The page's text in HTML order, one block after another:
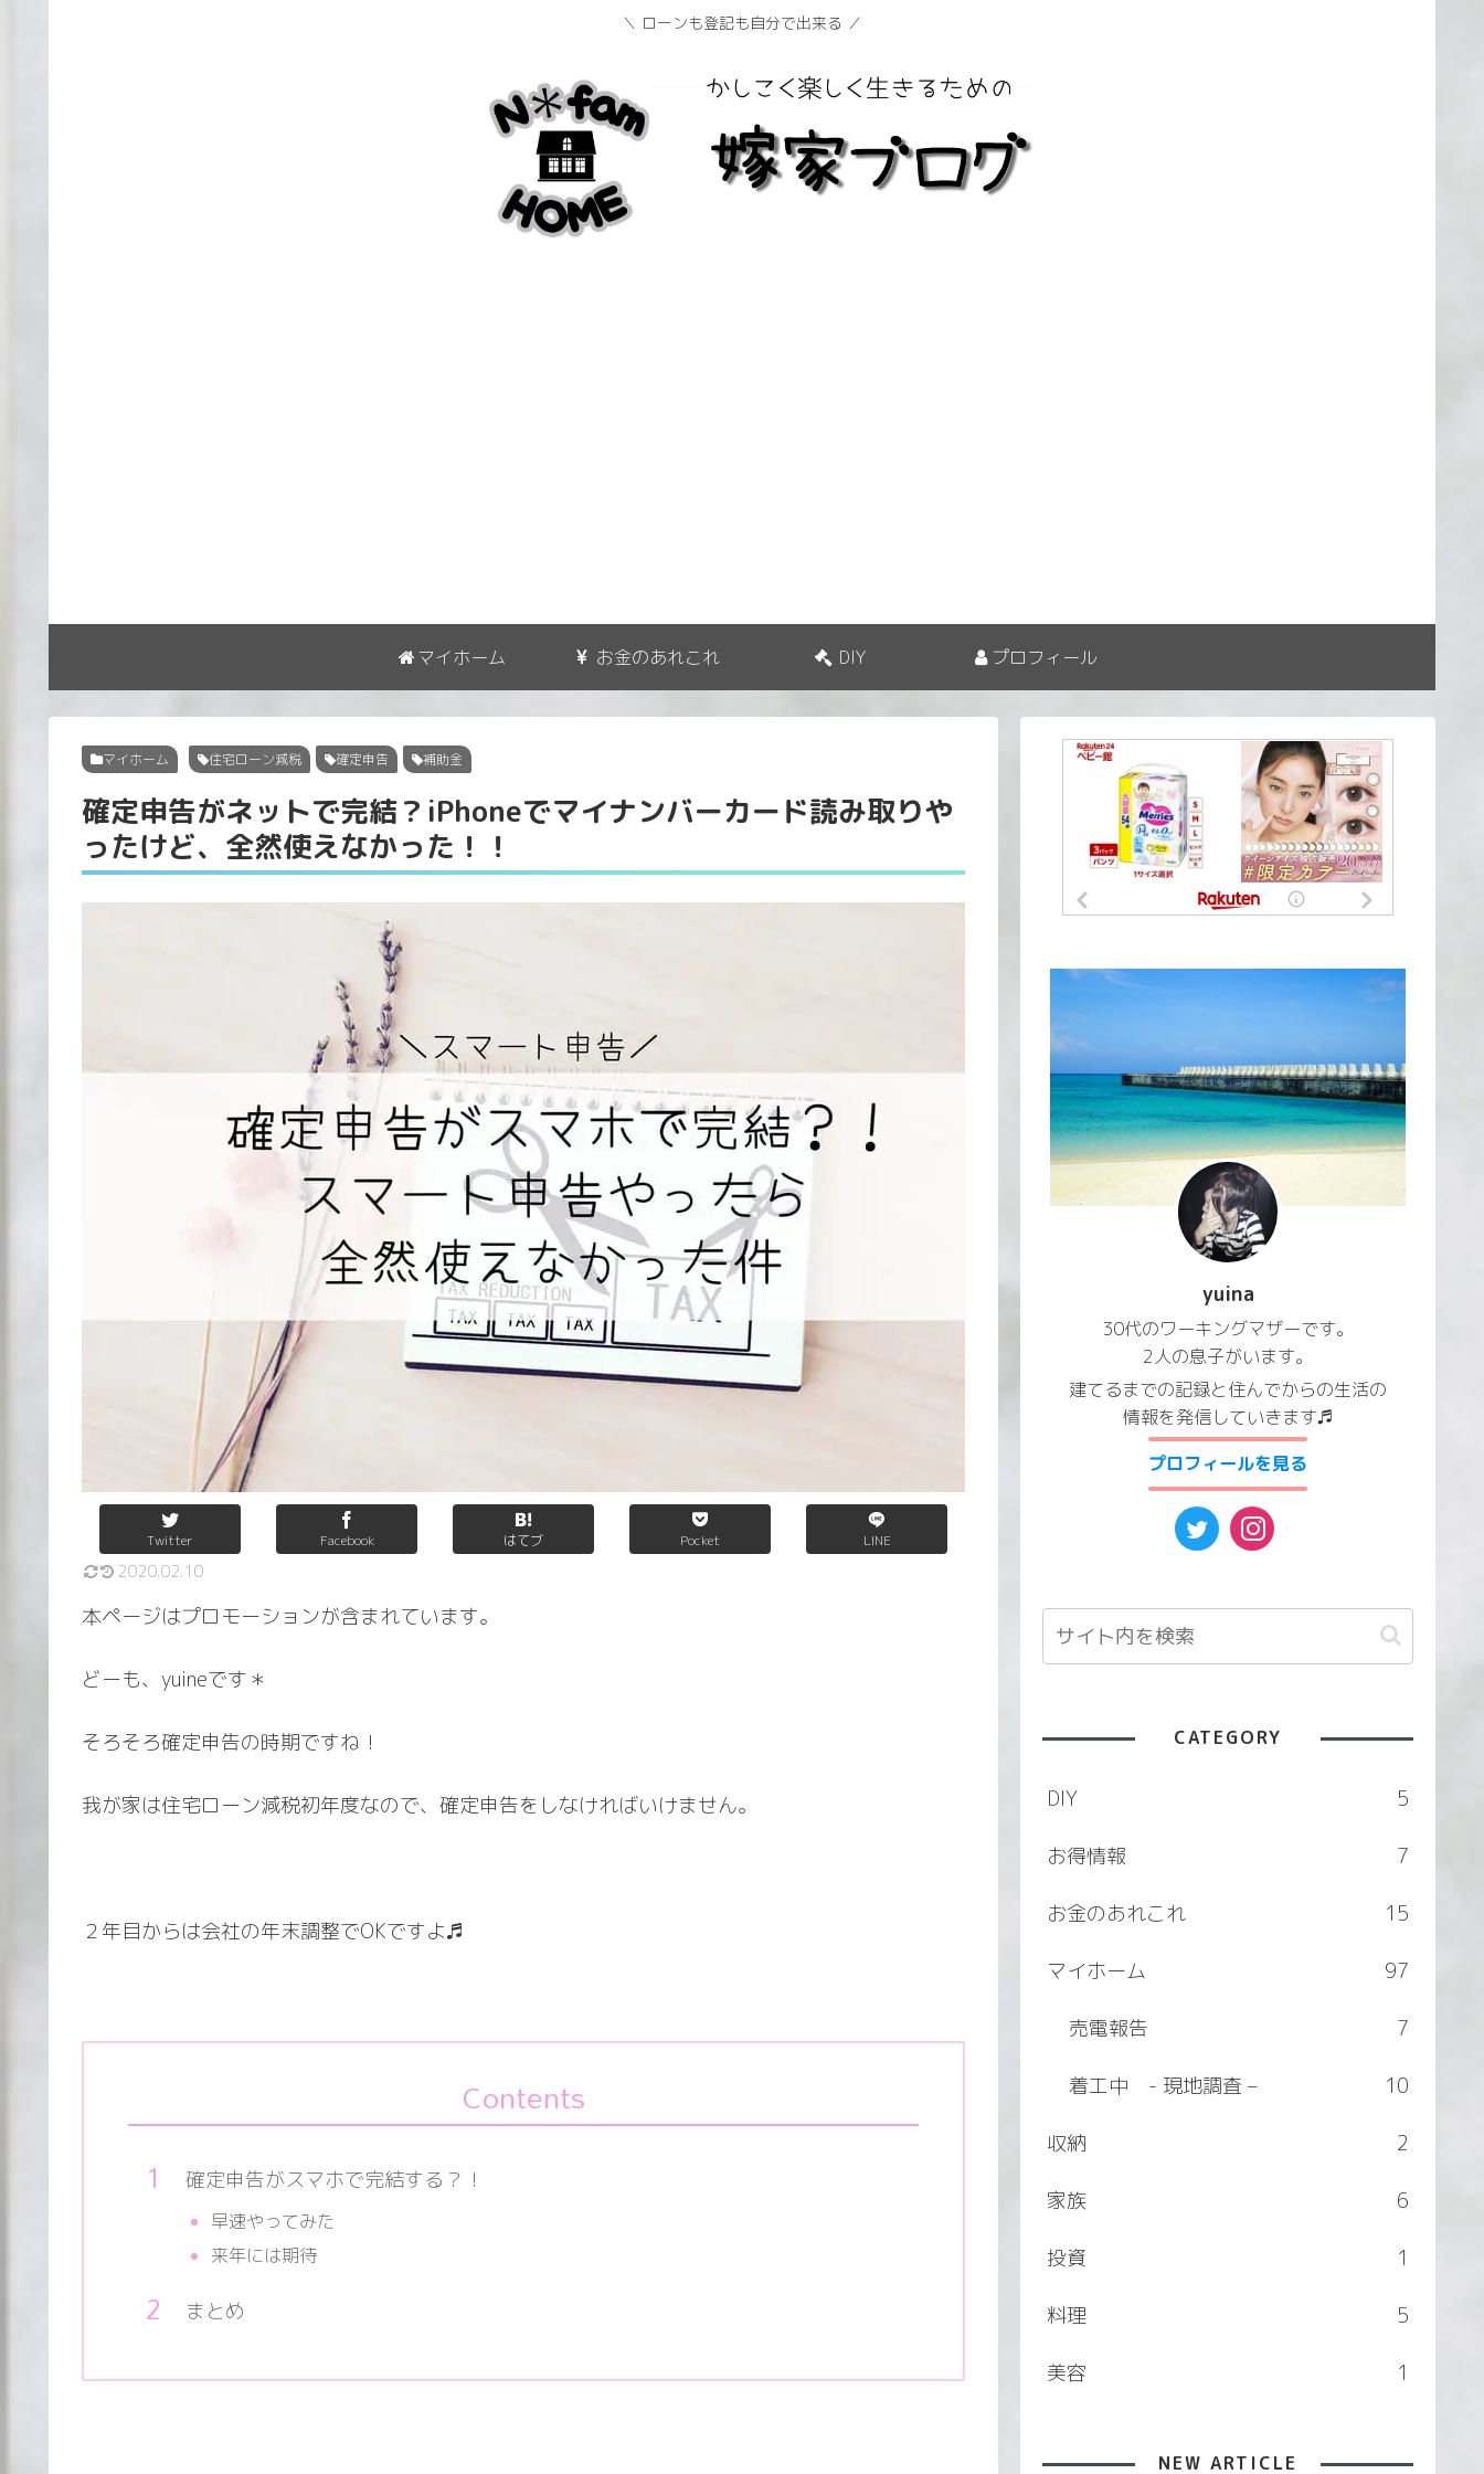
＼ ローンも登記も自分で出来る ／
マイホーム お金のあれこれ DIY プロフィール
マイホーム 住宅ローン減税 確定申告 補助金
確定申告がネットで完結？iPhoneでマイナンバーカード読み取りや
ったけど、全然使えなかった！！
Twitter Facebook はてブ Pocket LINE
2020.02.10
本ページはプロモーションが含まれています。
どーも、yuineです＊
そろそろ確定申告の時期ですね！
我が家は住宅ローン減税初年度なので、確定申告をしなければいけません。
２年目からは会社の年末調整でOKですよ♬
Contents
確定申告がスマホで完結する？！
早速やってみた
来年には期待
まとめ
yuina
30代のワーキングマザーです。
2人の息子がいます。
建てるまでの記録と住んでからの生活の
情報を発信していきます♬
プロフィールを見る
CATEGORY
DIY 5
お得情報 7
お金のあれこれ 15
マイホーム 97
売電報告 7
着工中 - 現地調査 – 10
収納 2
家族 6
投資 1
料理 5
美容 1
NEW ARTICLE